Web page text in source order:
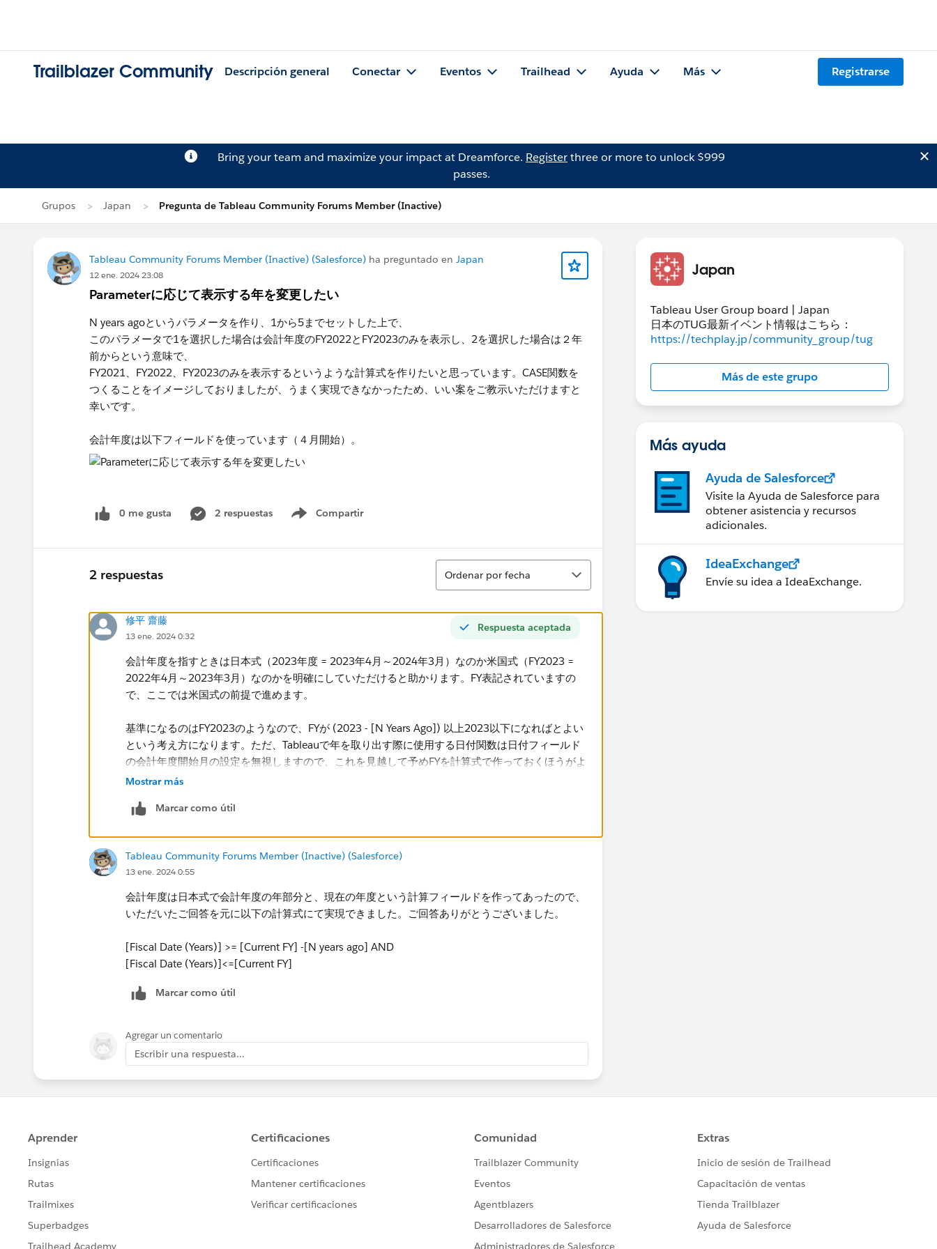
Trailblazer Community Descripción general Conectar Eventos Trailhead Ayuda Más Registrarse
Bring your team and maximize your impact at Dreamforce. Registerthree or more to unlock $999
passes.
Grupos Japan Pregunta de Tableau Community Forums Member (Inactive)
Tableau Community Forums Member (Inactive) (Salesforce) ha preguntado en Japan
12 ene. 2024 23:08
Parameterに応じて表示する年を変更したい
N years agoというパラメータを作り、1から5までセットした上で、
このパラメータで1を選択した場合は会計年度のFY2022とFY2023のみを表示し、2を選択した場合は２年
前からという意味で、
FY2021、FY2022、FY2023のみを表示するというような計算式を作りたいと思っています。CASE関数を
つくることをイメージしておりましたが、うまく実現できなかったため、いい案をご教示いただけますと
幸いです。
会計年度は以下フィールドを使っています（４月開始）。
0 me gusta 2 respuestas Compartir
Show menu
2 respuestas
Ordenar
Ordenar por fecha
Respuesta aceptada
修平 齋藤
13 ene. 2024 0:32
会計年度を指すときは日本式（2023年度 = 2023年4月～2024年3月）​なのか米国式（FY2023 =
2022年4月～2023年3月）なのかを明確にしていただけると助かります。FY表記されていますの
で、ここでは米国式の前提で進めます。
​基準になるのはFY2023のようなので、FYが (2023 - [N Years Ago]) 以上2023以下になればとよい
という考え方になります。ただ、Tableauで年を取り出す際に使用する日付関数は日付フィールド
の会計年度開始月の設定を無視しますので、これを見越して予めFYを計算式で作っておくほうがよ
いです。
FYを値として正しく取り出せたら、前述のようにフィルタリング用の計算式を組み、ビューに設置
します。
パラメータを変更したら表示されるFYの範囲も変わることを確認してください。
Mostrar más
Marcar como útil
Tableau Community Forums Member (Inactive) (Salesforce)
13 ene. 2024 0:55
会計年度は日本式で会計年度の年部分と、現在の年度という計算フィールドを作ってあったので、
いただいたご回答を元に以下の計算式にて実現できました。ご回答ありがとうございました。
[Fiscal Date (Years)] >= [Current FY] -[N years ago] AND
[Fiscal Date (Years)]<=[Current FY]
Marcar como útil
Agregar un comentario
Escribir una respuesta...
Japan
Tableau User Group board | Japan
日本のTUG最新イベント情報はこちら：
https://techplay.jp/community_group/tug
Más de este grupo
Más ayuda
Ayuda de Salesforce
Visite la Ayuda de Salesforce para
obtener asistencia y recursos
adicionales.
IdeaExchange
Envíe su idea a IdeaExchange.